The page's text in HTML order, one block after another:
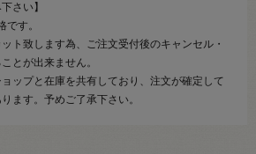
さい】
です。
ト致します為、ご注文受付後のキャンセル・
とが出来ません。
ップと在庫を共有しており、注文が確定して
ます。予めご了承下さい。